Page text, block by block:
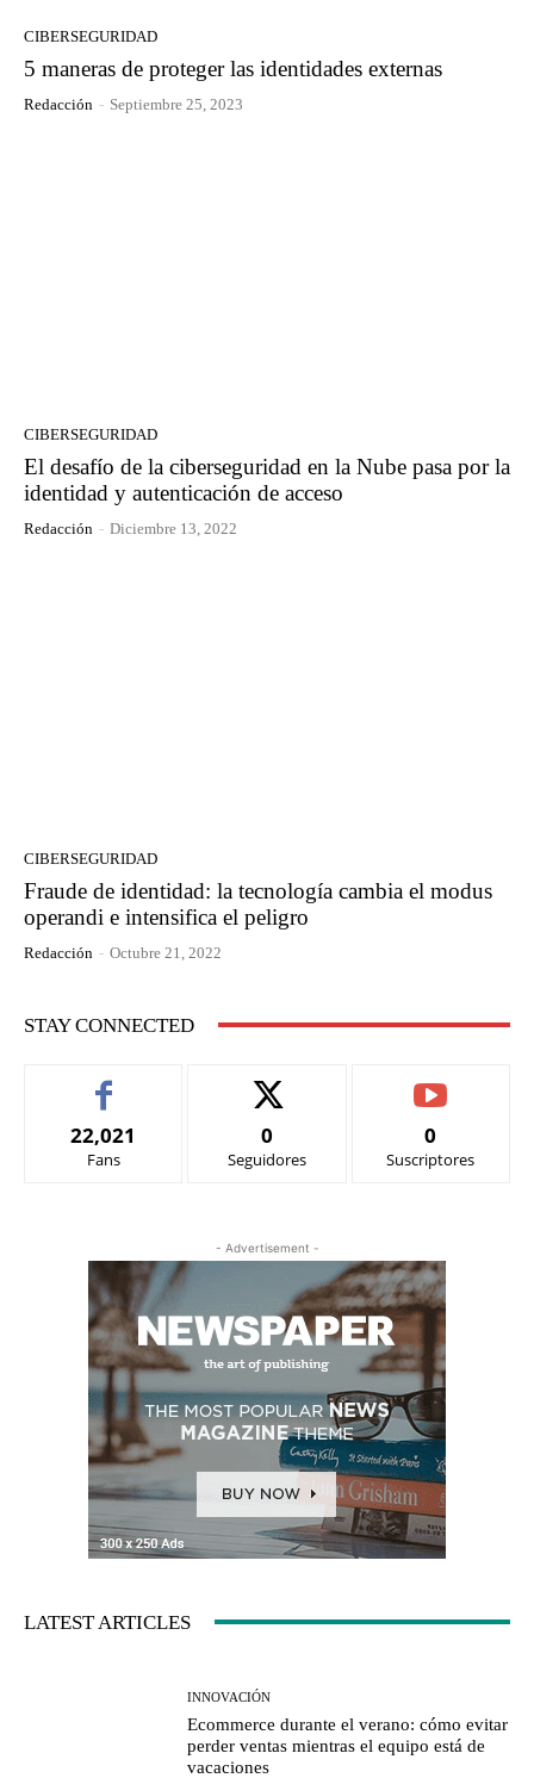
CIBERSEGURIDAD
5 maneras de proteger las identidades externas
Redacción - Septiembre 25, 2023
CIBERSEGURIDAD
El desafío de la ciberseguridad en la Nube pasa por la
identidad y autenticación de acceso
Redacción - Diciembre 13, 2022
CIBERSEGURIDAD
Fraude de identidad: la tecnología cambia el modus
operandi e intensifica el peligro
Redacción - Octubre 21, 2022
STAY CONNECTED
22,021
Fans
0
Seguidores
0
Suscriptores
- Advertisement -
LATEST ARTICLES
INNOVACIÓN
Ecommerce durante el verano: cómo evitar
perder ventas mientras el equipo está de
vacaciones